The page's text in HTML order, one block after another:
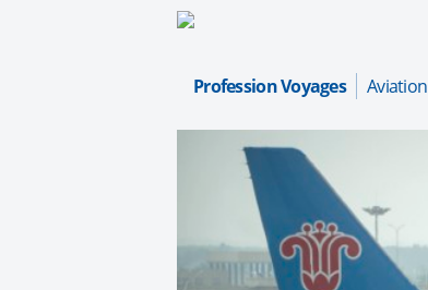
Profession Voyages Aviation